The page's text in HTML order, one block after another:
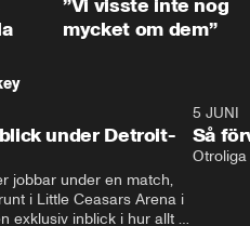
”Vi visste inte nog
mycket om dem”
under Detroit-
jobbar under en match,
i Little Ceasars Arena i
exklusiv inblick i hur allt
5 JUNI
Så